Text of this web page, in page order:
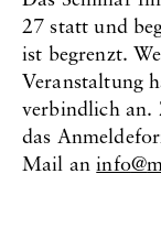
27 statt und
ist begrenzt.
Veranstaltung
verbindlich an.
das
Mail an info